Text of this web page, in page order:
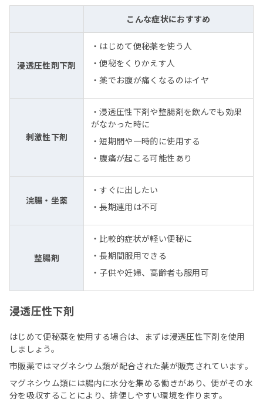
こんな症状におすすめ
浸透圧性剤下剤
・はじめて便秘薬を使う人
・便秘をくりかえす人
・薬でお腹が痛くなるのはイヤ
刺激性下剤
・浸透圧性下剤や整腸剤を飲んでも効果
がなかった時に
・短期間や一時的に使用する
・腹痛が起こる可能性あり
浣腸・坐薬
・すぐに出したい
・長期連用は不可
整腸剤
・比較的症状が軽い便秘に
・長期間服用できる
・子供や妊婦、高齢者も服用可
浸透圧性下剤
はじめて便秘薬を使用する場合は、まずは浸透圧性下剤を使用
しましょう。
市販薬ではマグネシウム類が配合された薬が販売されています。
マグネシウム類には腸内に水分を集める働きがあり、便がその水
分を吸収することにより、排便しやすい環境を作ります。